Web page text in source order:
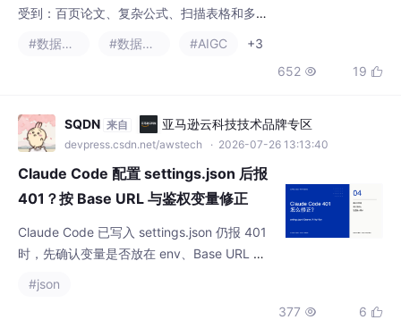
受到：百页论文、复杂公式、扫描表格和多张
正在从“谁能更快读完资料”转向“谁能定义一个
可验证的问题”。研究者需要判断对照实验是否
公平、指标是否支持结论、相关性是否被误写
成因果；分析师需
#数据分析 #数据挖掘 #AIGC
+3
652  19 
SQDN 来自 亚马逊云科技技术品牌专区
devpress.csdn.net/awstech · 2026-07-26 13:13:40
Claude Code 配置 settings.json 后报
401？按 Base URL 与鉴权变量修正
Claude Code 已写入 settings.json 仍报 401
时，先确认变量是否放在 env、Base URL 是
ANTHROPIC_AUTH_TOKEN 的 Bearer 与 AN
#json
377  6 